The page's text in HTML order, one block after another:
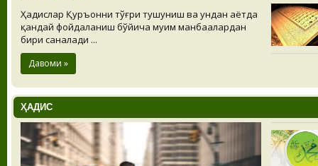
Ҳадислар Қуръонни тўғри тушуниш ва ундан ҳаётда
қандай фойдаланиш бўйича муҳим манбаалардан
бири саналади ...
Давоми »
ҲАДИС